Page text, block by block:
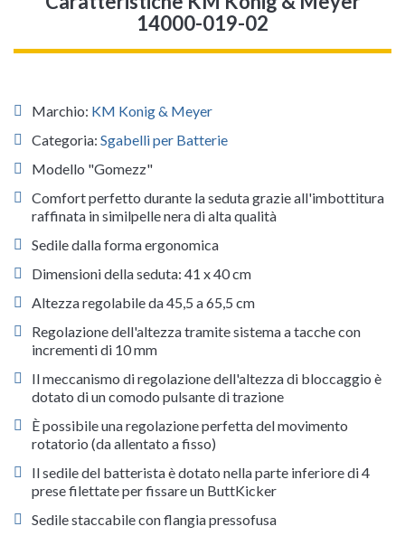
14000-019-02
Marchio: KM Konig & Meyer
Categoria: Sgabelli per Batterie
Modello "Gomezz"
Comfort perfetto durante la seduta grazie all'imbottitura
raffinata in similpelle nera di alta qualità
Sedile dalla forma ergonomica
Dimensioni della seduta: 41 x 40 cm
Altezza regolabile da 45,5 a 65,5 cm
Regolazione dell'altezza tramite sistema a tacche con
incrementi di 10 mm
Il meccanismo di regolazione dell'altezza di bloccaggio è
dotato di un comodo pulsante di trazione
È possibile una regolazione perfetta del movimento
rotatorio (da allentato a fisso)
Il sedile del batterista è dotato nella parte inferiore di 4
prese filettate per fissare un ButtKicker
Sedile staccabile con flangia pressofusa